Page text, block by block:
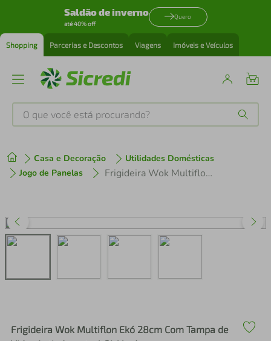
Saldão de inverno
até 40% off
Quero
Shopping Parcerias e Descontos Viagens Imóveis e Veículos
O que você está procurando?
Casa e Decoração
Utilidades Domésticas
Jogo de Panelas
Frigideira Wok Multiflon Ekó 28cm Com Tampa de Vidro Antiaderente 4,3L Verde
Frigideira Wok Multiflon Ekó 28cm Com Tampa de
1º tenis
3º perfume